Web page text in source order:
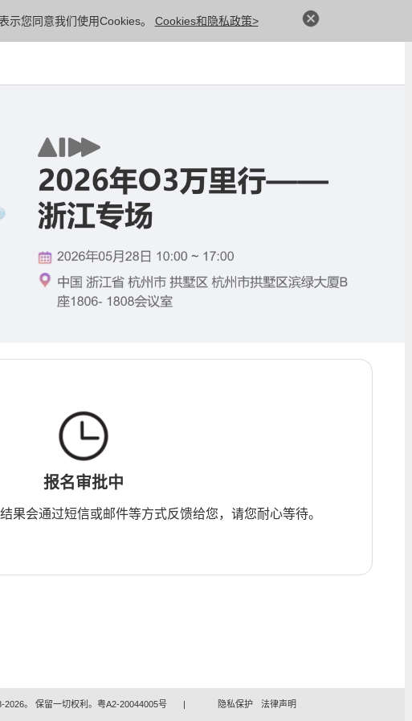
示您同意我们使用Cookies。 Cookies和隐私政策>
报名审批中
果会通过短信或邮件等方式反馈给您，请您耐心等待。
。 保留一切权利。粤A2-20044005号 | 隐私保护 法律声明